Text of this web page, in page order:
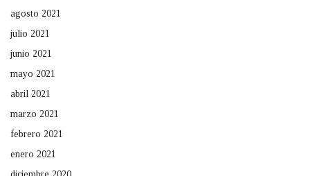
agosto 2021
julio 2021
junio 2021
mayo 2021
abril 2021
marzo 2021
febrero 2021
enero 2021